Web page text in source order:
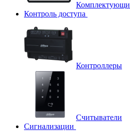
Контроль доступа
Контроллеры
Считыватели
Сигнализации